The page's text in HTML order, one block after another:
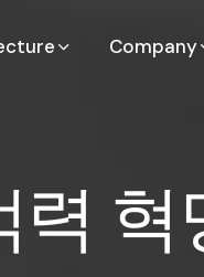
Company
력 혁